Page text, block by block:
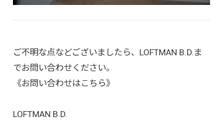
ご不明な点などございましたら、LOFTMAN B.D.ま
でお問い合わせください。
《お問い合わせはこちら》
LOFTMAN B.D.